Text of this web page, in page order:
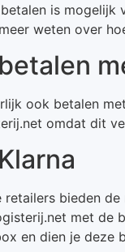
is
weten over
ook betalen
omdat dit
retailers bieden
met de
en dien je deze